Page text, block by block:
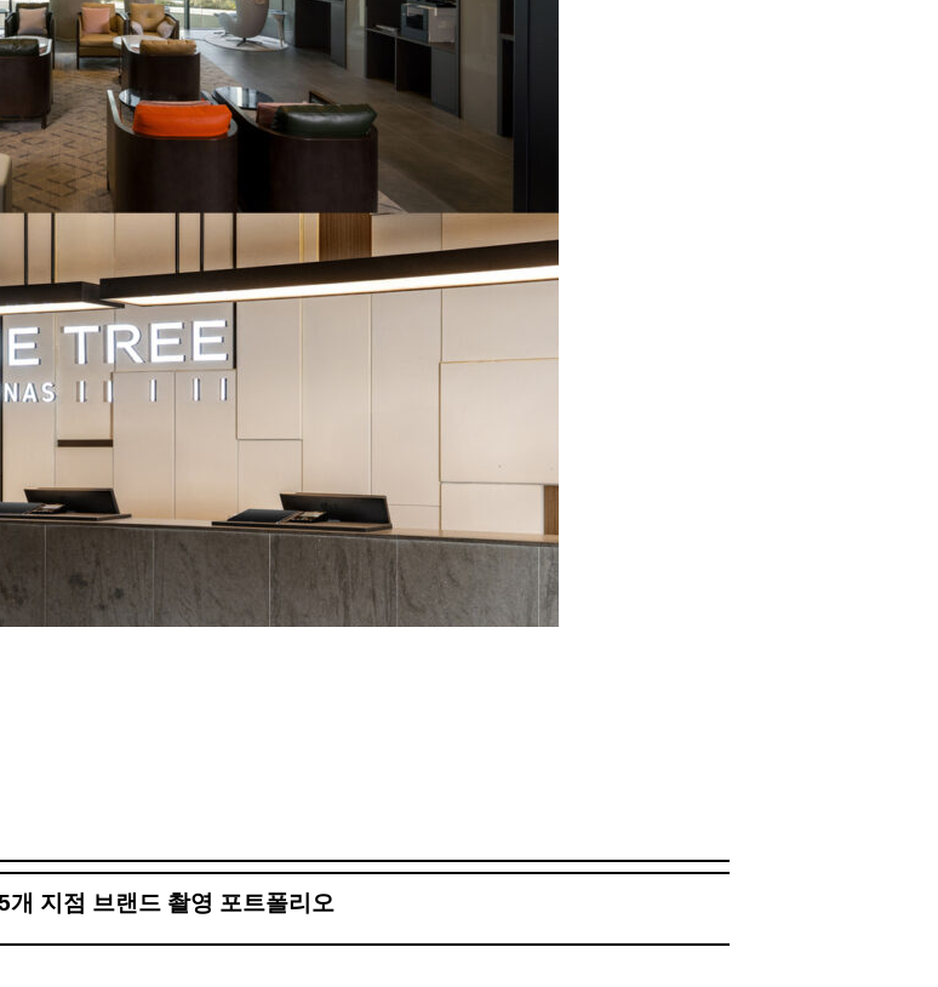
지점 브랜드 촬영 포트폴리오